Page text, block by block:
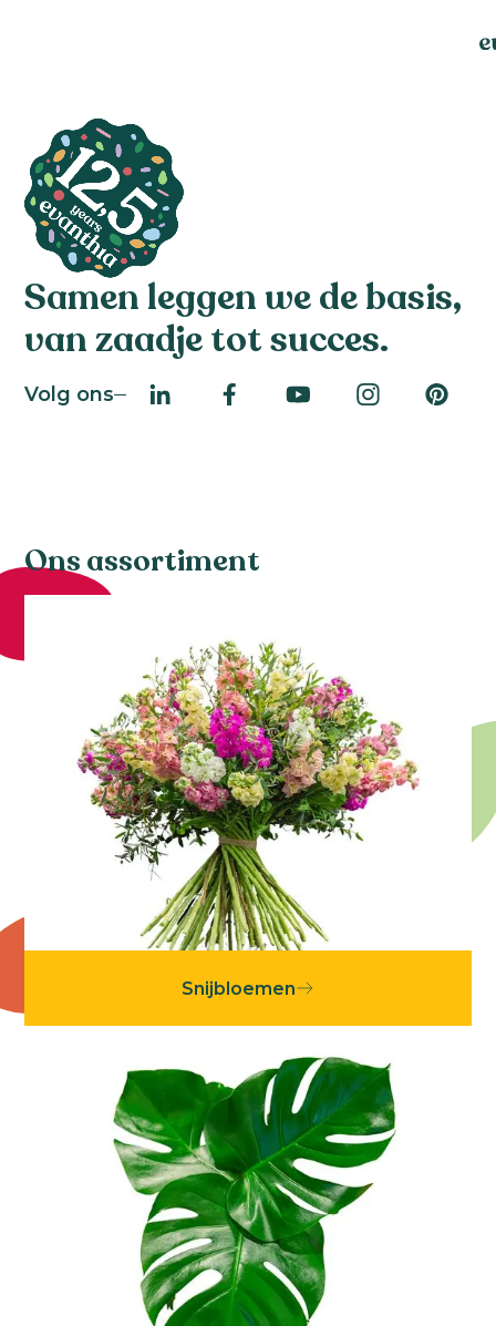
Samen leggen we de basis,
van zaadje tot succes.
Volg ons
Ons assortiment
Snijbloemen